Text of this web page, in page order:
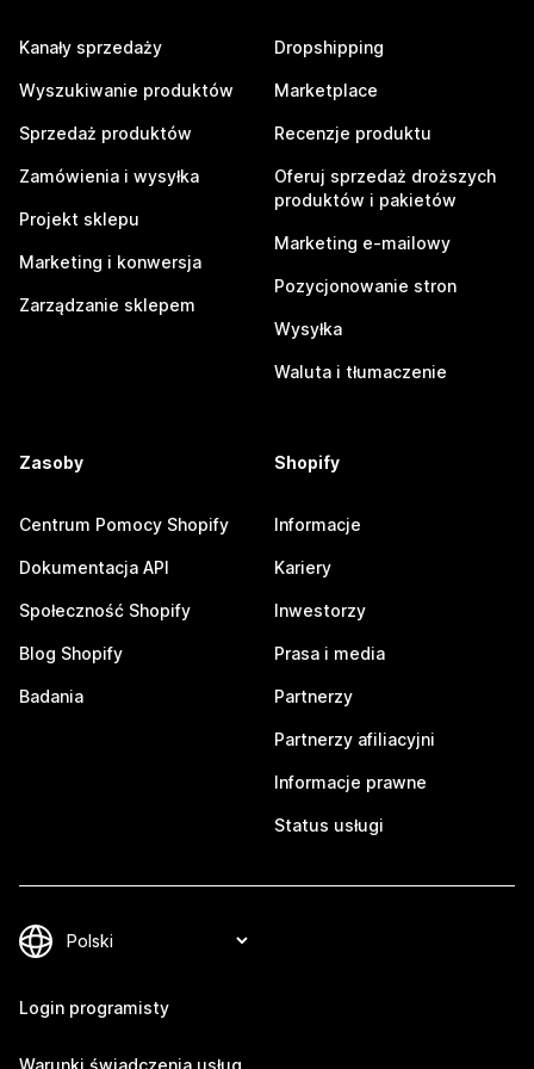
Kanały sprzedaży
Wyszukiwanie produktów
Sprzedaż produktów
Zamówienia i wysyłka
Projekt sklepu
Marketing i konwersja
Zarządzanie sklepem
Dropshipping
Marketplace
Recenzje produktu
Oferuj sprzedaż droższych
produktów i pakietów
Marketing e-mailowy
Pozycjonowanie stron
Wysyłka
Waluta i tłumaczenie
Zasoby
Centrum Pomocy Shopify
Dokumentacja API
Społeczność Shopify
Blog Shopify
Badania
Shopify
Informacje
Kariery
Inwestorzy
Prasa i media
Partnerzy
Partnerzy afiliacyjni
Informacje prawne
Status usługi
Login programisty
Warunki świadczenia usług